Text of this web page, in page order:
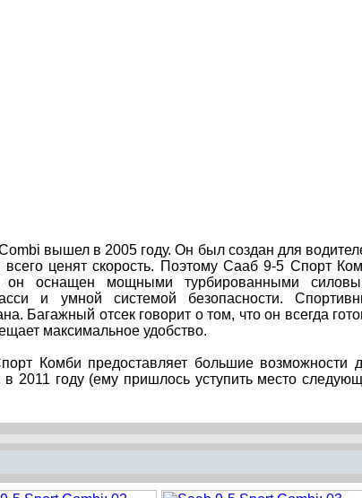
вышел в 2005 году. Он был создан для
ценят скорость. Поэтому Сааб 9-5 Спорт
оснащен мощными турбированными
и умной системой безопасности.
Багажный отсек говорит о том, что он всегда
максимальное удобство.
Комби предоставляет большие возможности
2011 году (ему пришлось уступить место